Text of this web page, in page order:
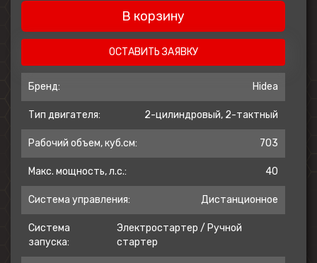
В корзину
ОСТАВИТЬ ЗАЯВКУ
Бренд: Hidea
Тип двигателя: 2-цилиндровый, 2-тактный
Рабочий объем, куб.см: 703
Макс. мощность, л.с.: 40
Система управления: Дистанционное
Система
запуска:
Электростартер / Ручной
стартер